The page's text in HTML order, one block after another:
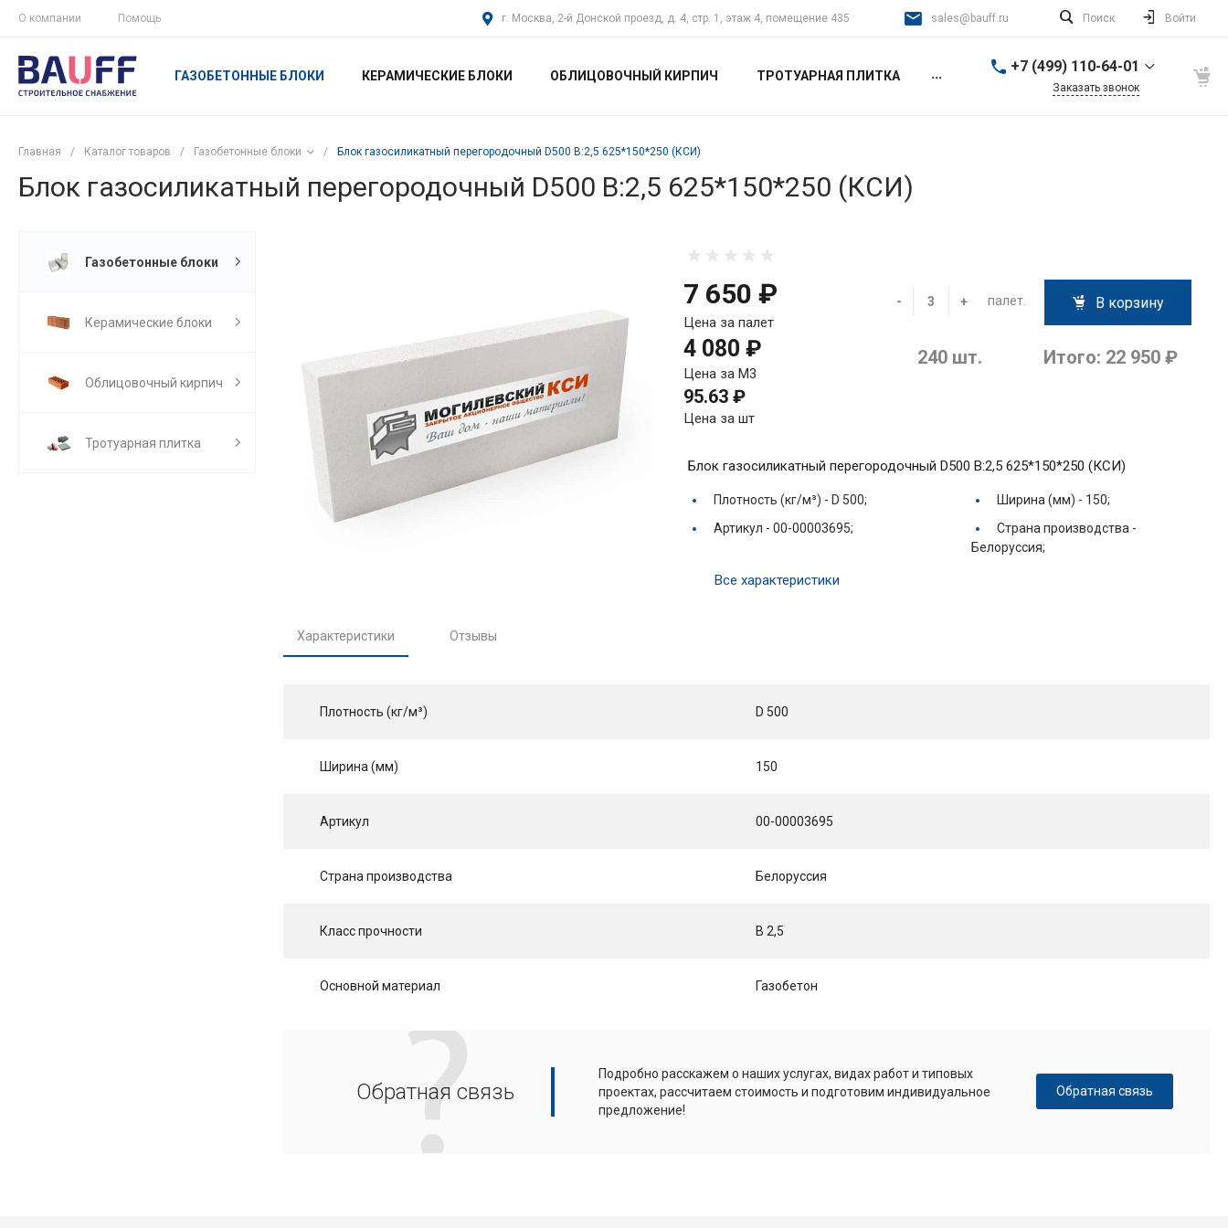
О компании Помощь г. Москва, 2-й Донской проезд, д. 4, стр. 1, этаж 4, помещение 435 sales@bauff.ru Поиск Войти
ГАЗОБЕТОННЫЕ БЛОКИ КЕРАМИЧЕСКИЕ БЛОКИ ОБЛИЦОВОЧНЫЙ КИРПИЧ ТРОТУАРНАЯ ПЛИТКА ... +7 (499) 110-64-01
г. 140400, Коломна, ул.
3, офис 336, Арт-
Квартал «Патефонка»
sales@bauff.ru
Заказать звонок
Главная / Каталог товаров / Газобетонные блоки / Блок газосиликатный перегородочный D500 В:2,5 625*150*250 (КСИ)
Блок газосиликатный перегородочный D500 В:2,5 625*150*250 (КСИ)
Газобетонные блоки
Керамические блоки
Облицовочный кирпич
Тротуарная плитка
7 650 ₽
Цена за палет
4 080 ₽
Цена за М3
95.63 ₽
Цена за шт
- + палет. В корзину
240 шт. Итого: 22 950 ₽
Блок газосиликатный перегородочный D500 В:2,5 625*150*250 (КСИ)
Плотность (кг/м³) - D 500; Ширина (мм) - 150;
Артикул - 00-00003695;
Страна производства -
Белоруссия;
Все характеристики
Характеристики Отзывы
Плотность (кг/м³) D 500
Ширина (мм) 150
Артикул 00-00003695
Страна производства Белоруссия
Класс прочности B 2,5
Основной материал Газобетон
Обратная связь
Подробно расскажем о наших услугах, видах работ и типовых
проектах, рассчитаем стоимость и подготовим индивидуальное
предложение!
Обратная связь